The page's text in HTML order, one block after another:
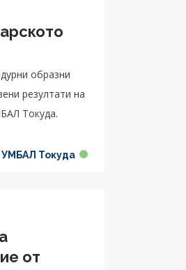
образни
Токуда.
УМБАЛ Токуда
от